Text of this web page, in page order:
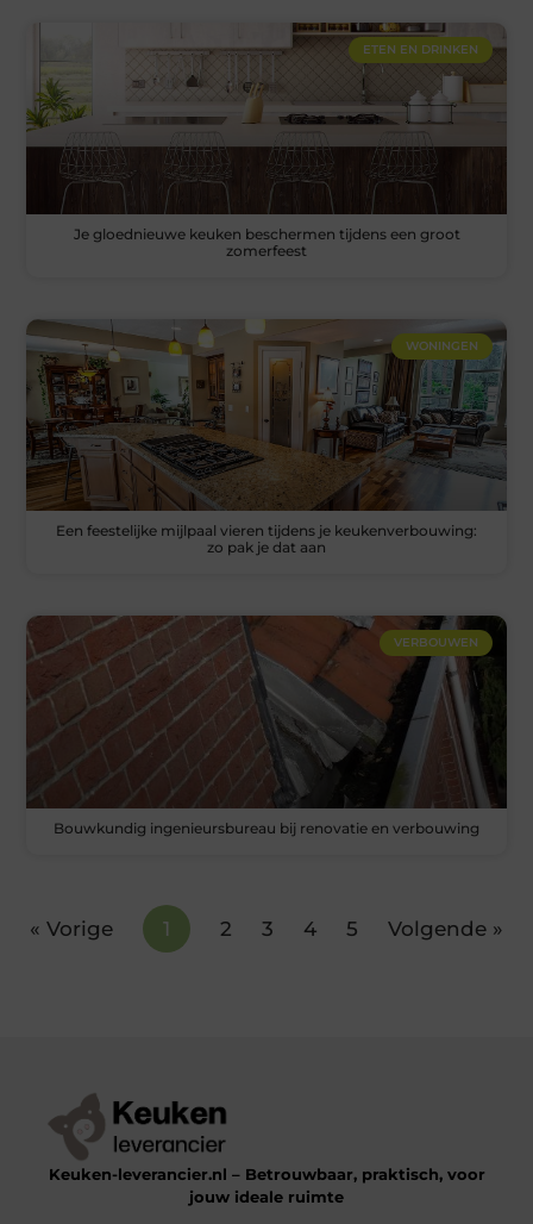
ETEN EN DRINKEN
Je gloednieuwe keuken beschermen tijdens een groot
zomerfeest
WONINGEN
Een feestelijke mijlpaal vieren tijdens je keukenverbouwing:
zo pak je dat aan
VERBOUWEN
Bouwkundig ingenieursbureau bij renovatie en verbouwing
« Vorige 1 2 3 4 5 Volgende »
Keuken-leverancier.nl – Betrouwbaar, praktisch, voor
jouw ideale ruimte